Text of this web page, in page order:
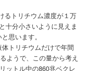
るトリチウム濃度が１万
十分小さいように見えま
思います。
トリチウムだけで年間
ようで、この量から考え
ットル中の860兆ベクレ